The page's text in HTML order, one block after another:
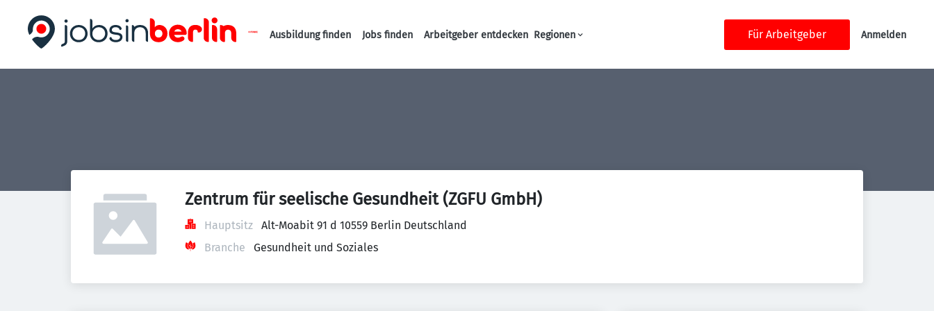
Haupt-Navigation
Ausbildung finden Jobs finden Arbeitgeber entdecken Regionen Für Arbeitgeber Anmelden
Zentrum für seelische Gesundheit (ZGFU GmbH)
Hauptsitz
Alt-Moabit 91 d 10559 Berlin Deutschland
Branche
Gesundheit und Soziales